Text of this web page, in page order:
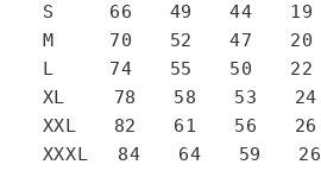
S 66 49 44 19
M 70 52 47 20
L 74 55 50 22
XL 78 58 53 24
XXL 82 61 56 26
XXXL 84 64 59 26